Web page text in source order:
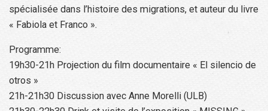
spécialisée dans l’histoire des migrations, et auteur du livre
« Fabiola et Franco ».
Programme:
19h30-21h Projection du film documentaire « El silencio de
otros »
21h-21h30 Discussion avec Anne Morelli (ULB)